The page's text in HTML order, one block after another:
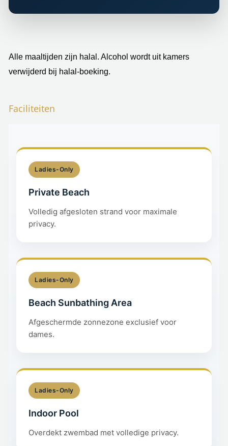
Alle maaltijden zijn halal. Alcohol wordt uit kamers
verwijderd bij halal-boeking.
Faciliteiten
Ladies-Only
Private Beach
Volledig afgesloten strand voor maximale
privacy.
Ladies-Only
Beach Sunbathing Area
Afgeschermde zonnezone exclusief voor
dames.
Ladies-Only
Indoor Pool
Overdekt zwembad met volledige privacy.